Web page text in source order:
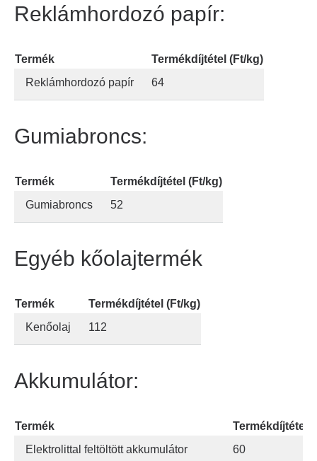
Reklámhordozó papír:
Termék
Termékdíjtétel (Ft/kg)
Reklámhordozó papír
64
Gumiabroncs:
Termék
Termékdíjtétel (Ft/kg)
Gumiabroncs
52
Egyéb kőolajtermék
Termék
Termékdíjtétel (Ft/kg)
Kenőolaj
112
Akkumulátor:
Termék
Termékdíjtétel
Elektrolittal feltöltött akkumulátor
60